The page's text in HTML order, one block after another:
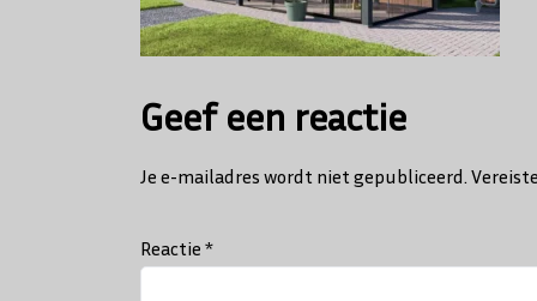
Geef een reactie
Je e-mailadres wordt niet gepubliceerd.
Reactie *